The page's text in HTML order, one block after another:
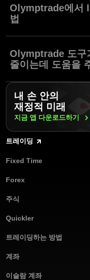
시간 현지 언어 지원 등을
딩을 쉽게 만들어줍니다.
사용자를 자랑하는
쌓아왔습니다. 트레이딩
활용하여 더욱 자신감있
Olymptrade에서
법
있습니다. Olymptrade는
단을 지원하며 안전하고
으로 원하는 결제 수단을
수 있습니다. 플랫폼이 수
에, 추가 수수료에 대한
할 수 있습니다.
Olymptrade 도구
줄이는데 도움을
Olymptrade는 트레이더
수 있도록 다양한 도구들
Stop Loss/Take Profit, 잔
게 트레이딩을 통제할 수
이딩 애널라이저는 성과
러한 도구들은 트레이더
Olymptrade가 초보자와
내 손 안의
재정적 미래
지금 앱 다운로드하기
트레이딩
Fixed Time
Forex
주식
Quickler
트레이딩하는 방법
계좌
이슬람 계좌